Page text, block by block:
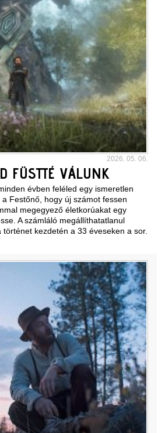
2026. 05. 06.
FÜSTTÉ VÁLUNK
évben feléled egy ismeretlen
Festőnő, hogy új számot fessen
megegyező életkorúakat egy
A számláló megállíthatatlanul
kezdetén a 33 éveseken a sor.